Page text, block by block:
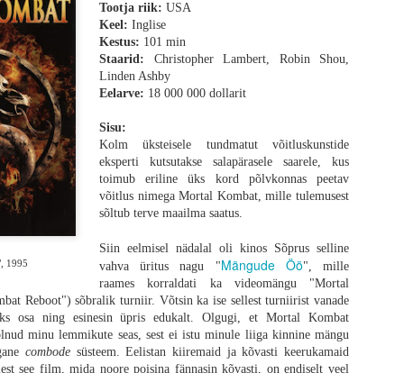
1995
Tootja riik: USA
Keel: Inglise
Kestus: 101 min
Staarid: Christopher Lambert, Robin Shou,
Linden Ashby
Eelarve: 18 000 000 dollarit
Sisu:
Kolm üksteisele tundmatut võitluskunstide
eksperti kutsutakse salapärasele saarele, kus
toimub eriline üks kord põlvkonnas peetav
võitlus nimega Mortal Kombat, mille tulemusest
sõltub terve maailma saatus.
Siin eelmisel nädalal oli kinos Sõprus selline
vahva üritus nagu "Mängude Öö", mille
raames korraldati ka videomängu "Mortal
Reboot") sõbralik turniir. Võtsin ka ise sellest turniirist vanade
osa ning esinesin üpris edukalt. Olgugi, et Mortal Kombat
minu lemmikute seas, sest ei istu minule liiga kinnine mängu
combodesüsteem. Eelistan kiiremaid ja kõvasti keerukamaid
see film, mida noore poisina fännasin kõvasti, on endiselt veel
ja Alex Garlandi kirjutatud kinematograafiline palaviku-unenägu
väljaspoolt, otsides seda täiskasvanuks saamise momenti tuletikuga keset